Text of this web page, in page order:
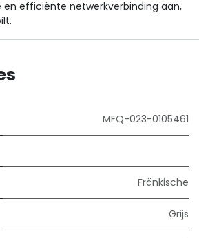
en efficiënte netwerkverbinding aan,
MFQ-023-0105461
Fränkische
Grijs